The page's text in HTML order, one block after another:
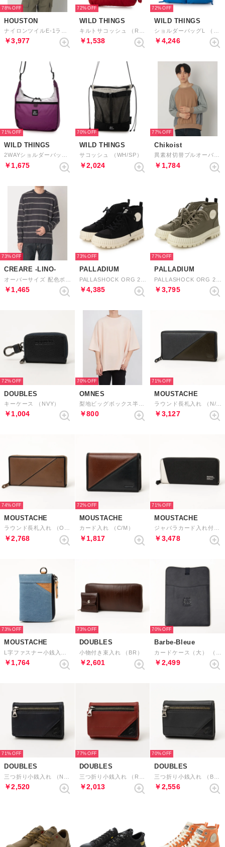
78%
HOUSTON
￥3,977
72%
WILD THINGS
￥1,538
72%
WILD THINGS
￥4,246
71%
WILD THINGS
2WAYショルダーバッグM （PURPLE×WHITE）
￥1,675
70%
WILD THINGS
サコッシュ （WH/SP）
￥2,024
77%
Chikoist
異素材切替プルオーバー （ブラウン）
￥1,784
73%
CREARE -LINO-
￥1,465
73%
PALLADIUM
￥4,385
77%
PALLADIUM
￥3,795
72%
DOUBLES
キーケース （NVY）
￥1,004
70%
OMNES
￥800
71%
MOUSTACHE
￥3,127
74%
MOUSTACHE
￥2,768
72%
MOUSTACHE
カード入れ （C/M）
￥1,817
71%
MOUSTACHE
￥3,478
73%
MOUSTACHE
￥1,764
73%
DOUBLES
小物付き束入れ （BR）
￥2,601
70%
Barbe-Bleue
￥2,499
71%
DOUBLES
￥2,520
77%
DOUBLES
￥2,013
70%
DOUBLES
￥2,556